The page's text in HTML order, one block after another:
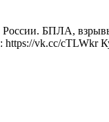
БПЛА,
https://vk.cc/cTLWkr